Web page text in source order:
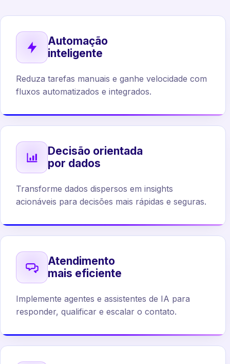
Automação
inteligente
Reduza tarefas manuais e ganhe velocidade com
fluxos automatizados e integrados.
Decisão orientada
por dados
Transforme dados dispersos em insights
acionáveis para decisões mais rápidas e seguras.
Atendimento
mais eficiente
Implemente agentes e assistentes de IA para
responder, qualificar e escalar o contato.